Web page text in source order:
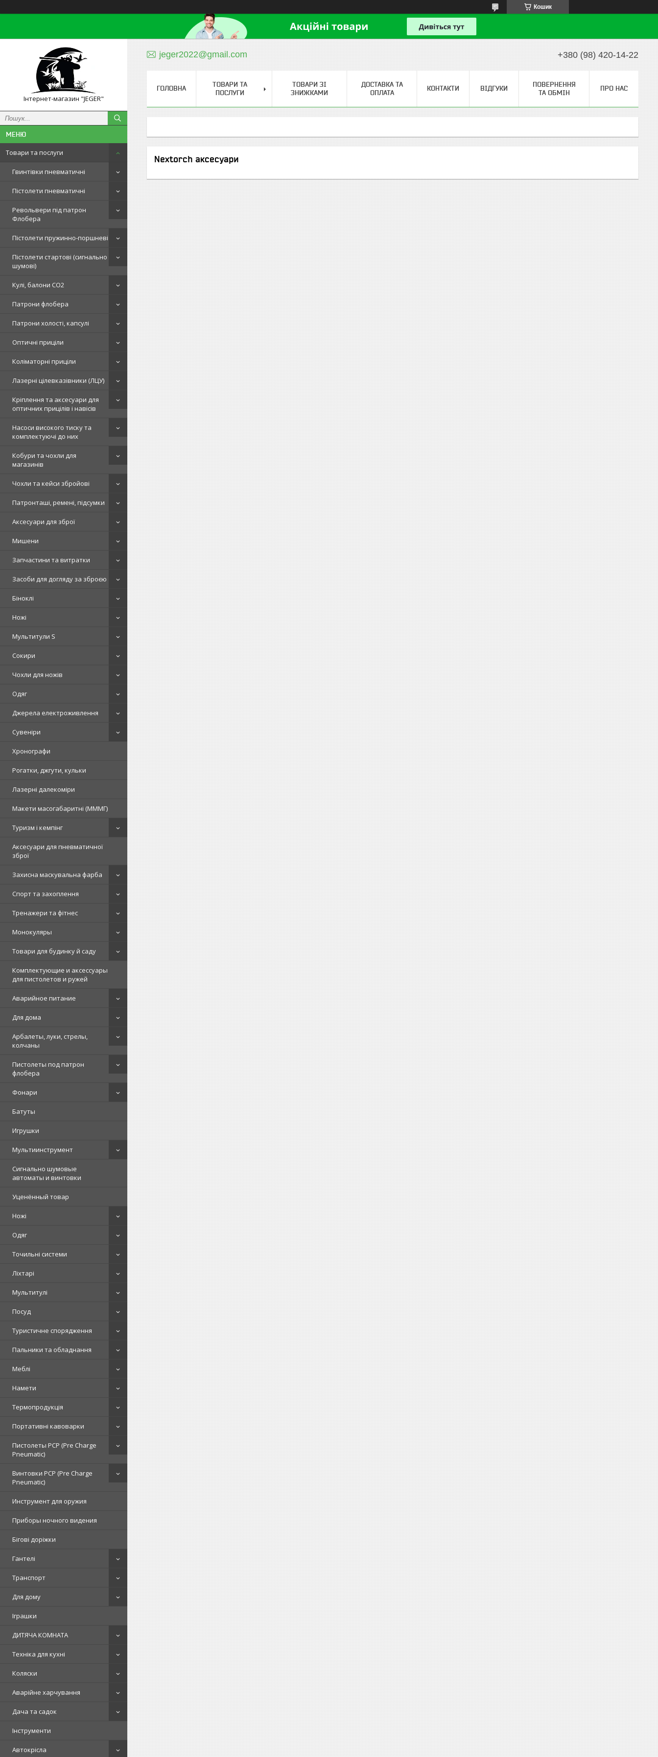
Кошик
Інтернет-магазин "JEGER"
Товари та послуги
Гвинтівки пневматичні
Пістолети пневматичні
Револьвери під патрон
Флобера
Пістолети пружинно-поршневі
Пістолети стартові (сигнально
шумові)
Кулі, балони СО2
Патрони флобера
Патрони холості, капсулі
Оптичні приціли
Коліматорні приціли
Лазерні цілевказівники (ЛЦУ)
Кріплення та аксесуари для
оптичних прицілів і навісів
Насоси високого тиску та
комплектуючі до них
Кобури та чохли для
магазинів
Чохли та кейси збройові
Патронташі, ремені, підсумки
Аксесуари для зброї
Мишени
Запчастини та витратки
Засоби для догляду за зброєю
Біноклі
Ножі
Мультитули S
Сокири
Чохли для ножів
Одяг
Джерела електроживлення
Сувеніри
Хронографи
Рогатки, джгути, кульки
Лазерні далекоміри
Макети масогабаритні (МММГ)
Туризм і кемпінг
Аксесуари для пневматичної
зброї
Захисна маскувальна фарба
Спорт та захоплення
Тренажери та фітнес
Монокуляры
Товари для будинку й саду
Комплектующие и аксессуары
для пистолетов и ружей
Аварийное питание
Для дома
Арбалеты, луки, стрелы,
колчаны
Пистолеты под патрон
флобера
Фонари
Батуты
Игрушки
Мультиинструмент
Сигнально шумовые
автоматы и винтовки
Уценённый товар
Ножі
Одяг
Точильні системи
Ліхтарі
Мультитулі
Посуд
Туристичне спорядження
Пальники та обладнання
Меблі
Намети
Термопродукція
Портативні кавоварки
Пистолеты PCP (Pre Charge
Pneumatic)
Винтовки PCP (Pre Charge
Pneumatic)
Инструмент для оружия
Приборы ночного видения
Бігові доріжки
Гантелі
Транспорт
Для дому
Іграшки
ДИТЯЧА КОМНАТА
Техніка для кухні
Коляски
Аварійне харчування
Дача та садок
Інструменти
Автокрісла
jeger2022@gmail.com +380 (98) 420-14-22
ГОЛОВНА
ТОВАРИ ТА
ПОСЛУГИ
ТОВАРИ ЗІ
ЗНИЖКАМИ
ДОСТАВКА ТА
ОПЛАТА
КОНТАКТИ ВІДГУКИ
ПОВЕРНЕННЯ
ТА ОБМІН
ПРО НАС
Nextorch аксесуари